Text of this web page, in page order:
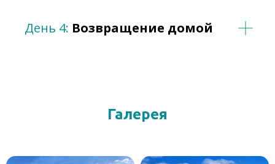
День 4: Возвращение домой
Галерея